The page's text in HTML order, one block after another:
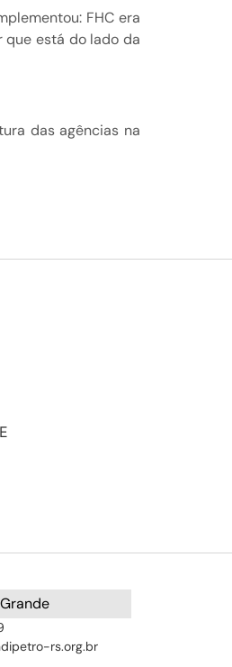
FHC era
que está do lado da
das agências na
rs.org.br